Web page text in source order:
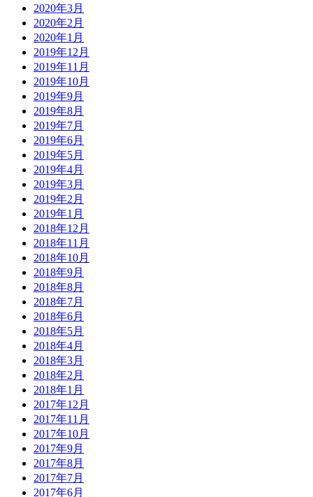
2020年3月
2020年2月
2020年1月
2019年12月
2019年11月
2019年10月
2019年9月
2019年8月
2019年7月
2019年6月
2019年5月
2019年4月
2019年3月
2019年2月
2019年1月
2018年12月
2018年11月
2018年10月
2018年9月
2018年8月
2018年7月
2018年6月
2018年5月
2018年4月
2018年3月
2018年2月
2018年1月
2017年12月
2017年11月
2017年10月
2017年9月
2017年8月
2017年7月
2017年6月